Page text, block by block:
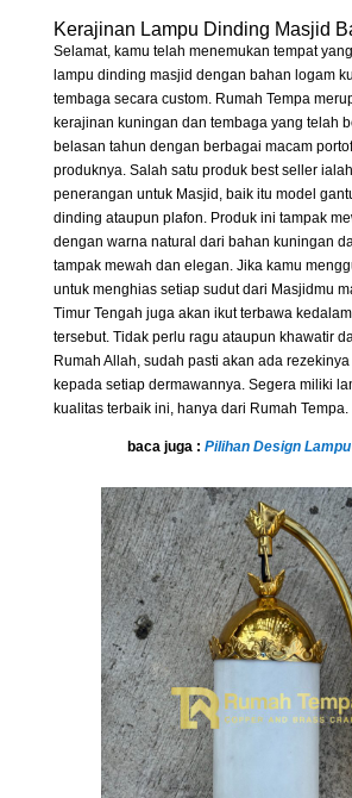
Kerajinan Lampu Dinding Masjid
Selamat, kamu telah menemukan tempat
lampu dinding masjid dengan bahan logam
tembaga secara custom. Rumah Tempa
kerajinan kuningan dan tembaga yang telah
belasan tahun dengan berbagai macam
produknya. Salah satu produk best seller
penerangan untuk Masjid, baik itu model
dinding ataupun plafon. Produk ini tampak
dengan warna natural dari bahan kuningan
tampak mewah dan elegan. Jika kamu
untuk menghias setiap sudut dari Masjidmu
Timur Tengah juga akan ikut terbawa
tersebut. Tidak perlu ragu ataupun khawatir
Rumah Allah, sudah pasti akan ada
kepada setiap dermawannya. Segera miliki
kualitas terbaik ini, hanya dari Rumah Tempa.
baca juga : Pilihan Design